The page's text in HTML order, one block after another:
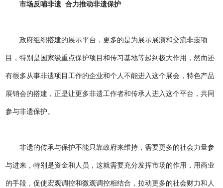
市场反哺非遗 合力推动非遗保护
政府组织搭建的展示平台，更多的是为展示展演和交流非遗项
目，特别是国家级重点保护项目和传习基地等起到极大作用，然而还
有很多从事非遗项目工作的企业和个人不能进入这个展会，特色产品
展销会的搭建，正是让更多非遗工作者和传承人进入这个平台，共同
参与非遗保护。
非遗的传承与保护不能只靠政府来维持，需要更多的社会力量参
与进来，特别是资金和人员，这就需要充分发挥市场的作用，用商业
的手段，促使宏观调控和微观调控相结合，拉动更多的社会财力和人